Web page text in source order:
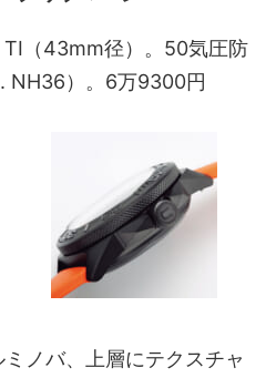
（43mm径）。50気圧防
NH36）。6万9300円
ミノバ、上層にテクスチャ